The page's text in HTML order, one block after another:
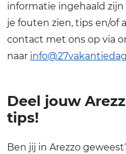
informatie ingehaald
je fouten zien, tips en/of
contact met ons op via
naar
Deel jouw
tips!
Ben jij in Arezzo